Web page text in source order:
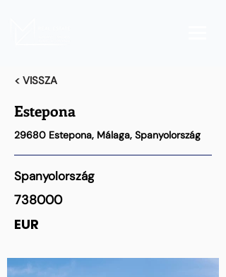
< VISSZA
Estepona
29680 Estepona, Málaga, Spanyolország
Spanyolország
738000
EUR